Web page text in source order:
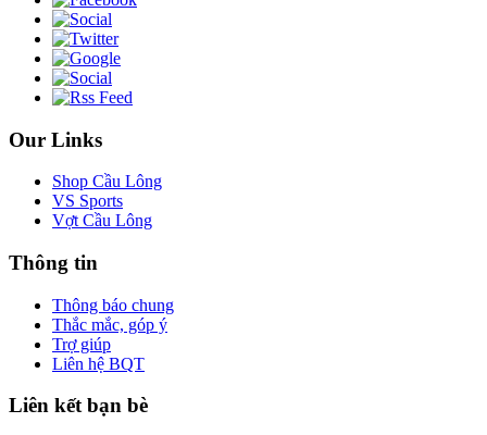
Our Links
Shop Cầu Lông
VS Sports
Vợt Cầu Lông
Thông tin
Thông báo chung
Thắc mắc, góp ý
Trợ giúp
Liên hệ BQT
Liên kết bạn bè